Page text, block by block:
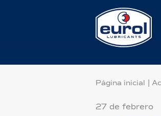
Página inicial |
27 de febrero